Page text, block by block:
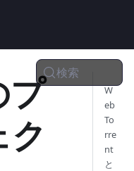
検索
プ
ク
W
eb
To
rre
nt
と